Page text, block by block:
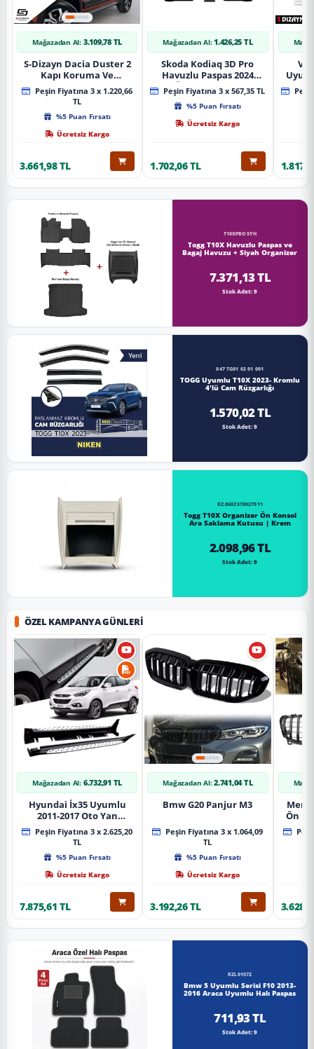
Mağazadan Al: 3.109,78 TL
S-Dizayn Dacia Duster 2
Kapı Koruma Ve
Çamurluk Kaplaması
Dodik Seti 2018 Üzeri A+
Kalite
Peşin Fiyatına 3 x 1.220,66
TL
%5 Puan Fırsatı
Ücretsiz Kargo
3.661,98 TL
Mağazadan Al: 1.426,25 TL
Skoda Kodiaq 3D Pro
Havuzlu Paspas 2024
Üzeri A+ Kalite
Peşin Fiyatına 3 x 567,35 TL
%5 Puan Fırsatı
Ücretsiz Kargo
1.702,06 TL
Yan
T10XPBOSYH
Togg T10X Havuzlu Paspas ve
Bagaj Havuzu + Siyah Organizer
7.371,13 TL
Stok Adet: 9
047 TG01 02 01 001
TOGG Uyumlu T10X 2023- Kromlu
4'lü Cam Rüzgarlığı
1.570,02 TL
Stok Adet: 9
RZ.8682578027911
Togg T10X Organizer Ön Konsol
Ara Saklama Kutusu | Krem
2.098,96 TL
Stok Adet: 9
ÖZEL KAMPANYA GÜNLERI
Mağazadan Al: 6.732,91 TL
Hyundai İx35 Uyumlu
2011-2017 Oto Yan
Basamak Koruma Side
Step Bmw Style
Peşin Fiyatına 3 x 2.625,20
TL
%5 Puan Fırsatı
Ücretsiz Kargo
7.875,61 TL
Mağazadan Al: 2.741,04 TL
Bmw G20 Panjur M3
Peşin Fiyatına 3 x 1.064,09
TL
%5 Puan Fırsatı
Ücretsiz Kargo
3.192,26 TL
Ön
RZL01572
Bmw 5 Uyumlu Serisi F10 2013-
2016 Araca Uyumlu Halı Paspas
711,93 TL
Stok Adet: 9